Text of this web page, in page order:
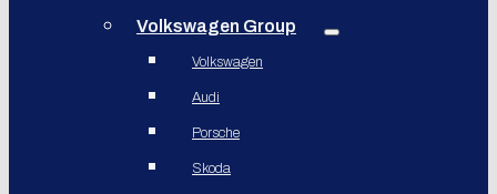
Volkswagen Group
Volkswagen
Audi
Porsche
Skoda